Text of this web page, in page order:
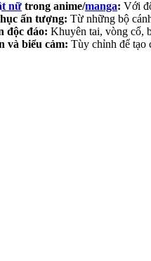
nữ trong anime/manga: Với
ấn tượng: Từ những bộ
độc đáo: Khuyên tai, vòng cổ,
và biểu cảm: Tùy chỉnh để tạo